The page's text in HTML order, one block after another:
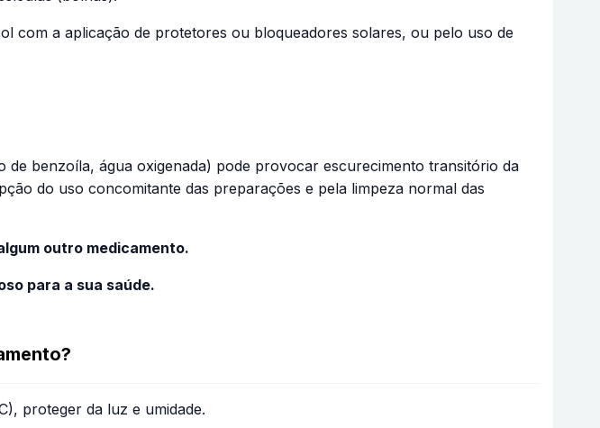
com a aplicação de protetores ou bloqueadores solares, ou pelo uso de
benzoíla, água oxigenada) pode provocar escurecimento transitório da
do uso concomitante das preparações e pela limpeza normal das
outro medicamento.
para a sua saúde.
proteger da luz e umidade.